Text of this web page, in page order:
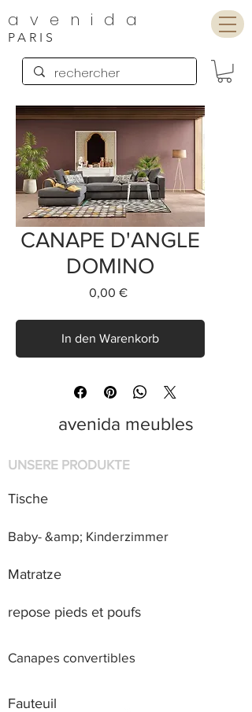
avenida
PARIS
CANAPE D'ANGLE
DOMINO
0,00 €Preis
In den Warenkorb
avenida meubles
UNSERE PRODUKTE
Tische
Baby- &amp; Kinderzimmer
Matratze
repose pieds et poufs
Canapes convertibles
Fauteuil